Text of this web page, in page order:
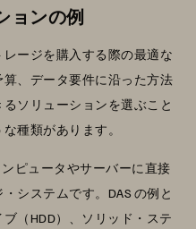
ョンの例
ージを購入する際の最適な
、データ要件に沿った方法
ソリューションを選ぶこと
種類があります。
ンピュータやサーバーに直接
システムです。DAS の例と
（HDD）、ソリッド・ステ